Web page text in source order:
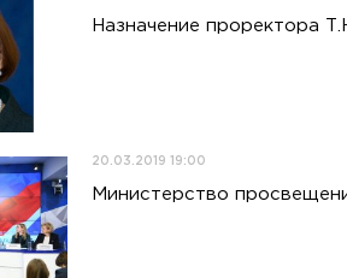
Назначение проректора
20.03.2019 19:00
Министерство